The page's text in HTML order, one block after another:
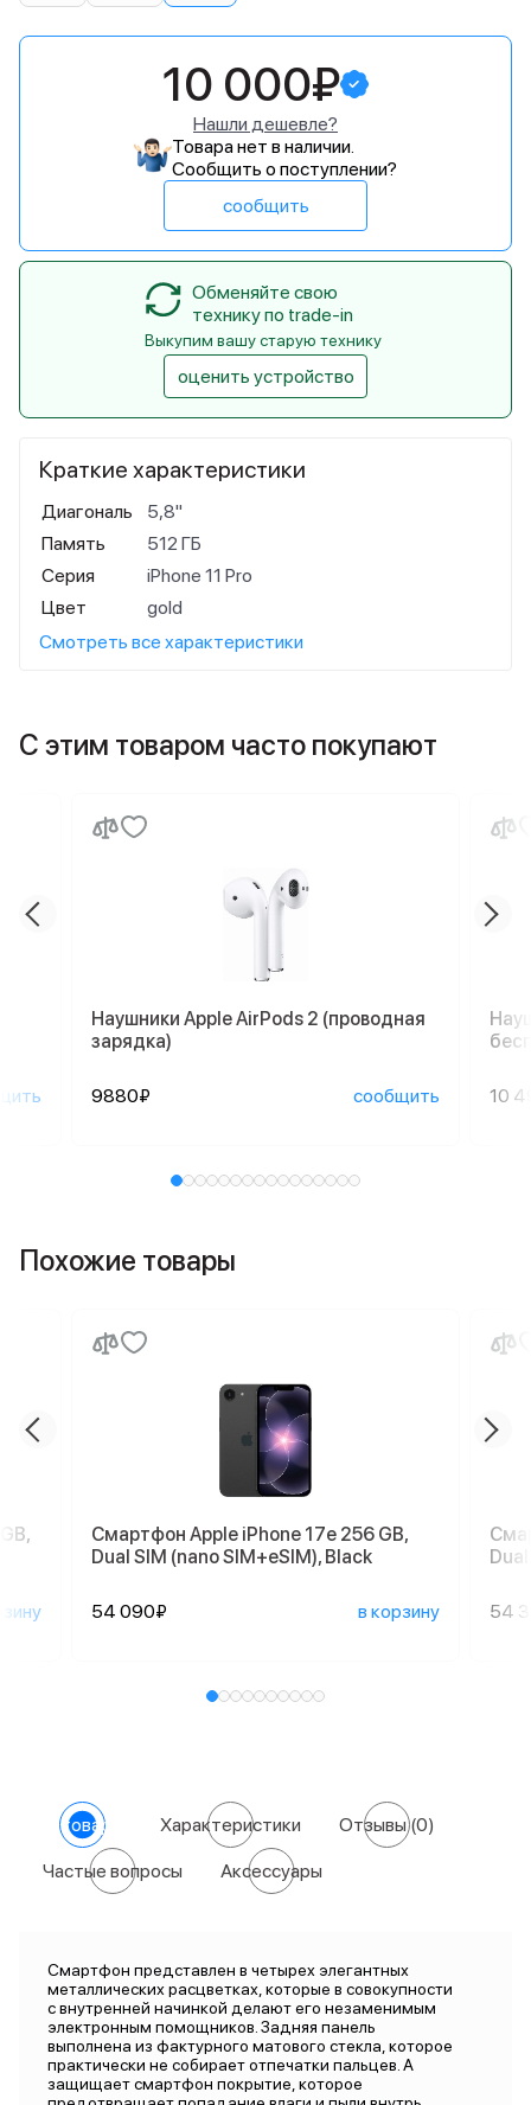
Краткие характеристики
Диагональ
5,8"
Память
512 ГБ
Серия
iPhone 11 Pro
Цвет
gold
Смотреть все характеристики
10 000₽
Нашли дешевле?
Товара нет в наличии.
Сообщить о поступлении?
сообщить
Обменяйте свою
технику по trade-in
Выкупим вашу старую технику
оценить устройство
С этим товаром часто покупают
Наушники Apple AirPods 2 (проводная
зарядка)
9880₽ сообщить 10
Похожие товары
Смартфон Apple iPhone 17e 256 GB,
Dual SIM (nano SIM+eSIM), Black
54 090₽ в корзину 54
О товаре Характеристики Отзывы(0)
Частые вопросы Аксессуары
Смартфон представлен в четырех элегантных
металлических расцветках, которые в совокупности
с внутренней начинкой делают его незаменимым
электронным помощников. Задняя панель
выполнена из фактурного матового стекла, которое
практически не собирает отпечатки пальцев. А
защищает смартфон покрытие, которое